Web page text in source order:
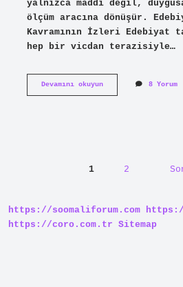
yalnızca maddi değil,
ölçüm aracına dönüşür.
Kavramının İzleri Edebiyat
hep bir vicdan terazisiyle…
Devamını okuyunHesapçı
8 Yorum
1 2
https://soomaliforum.com
https://coro.com.tr Sitemap